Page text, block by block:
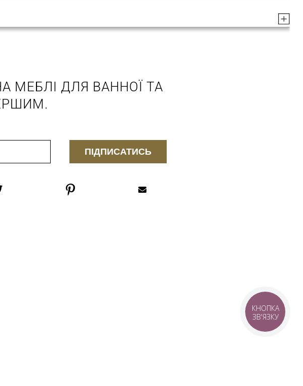
МЕБЛІ ДЛЯ ВАННОЇ ТА
ПІДПИСАТИСЬ
КНОПКА
ЗВ'ЯЗКУ